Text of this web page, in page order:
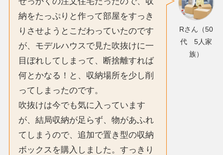
Rさん（50
代 5人家
族）
納をたっぷりと作って部屋をすっき
りさせようとこだわっていたのです
が、モデルハウスで見た吹抜けに一
目ぼれしてしまって、断捨離すれば
何とかなる！と、収納場所を少し削
ってしまったのです。
吹抜けは今でも気に入っています
が、結局収納が足らず、物があふれ
てしまうので、追加で置き型の収納
ボックスを購入しました。すっきり